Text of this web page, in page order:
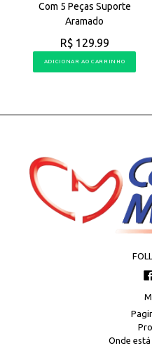
Com 5 Peças Suporte
Aramado
R$ 129.99
ADICIONAR AO CARRINHO
Onde